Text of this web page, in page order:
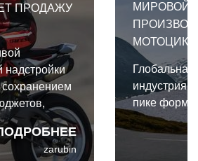
ПРОДАЖУ
надстройки
zarubin
МИРОВОЙ
Глобальная
индустрия
пике